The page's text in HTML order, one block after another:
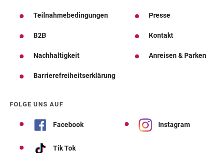
Teilnahmebedingungen Presse
B2B Kontakt
Nachhaltigkeit Anreisen & Parken
Barrierefreiheitserklärung
FOLGE UNS AUF
Facebook Instagram
Tik Tok